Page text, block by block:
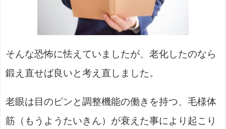
そんな恐怖に怯えていましたが、老化したのなら
鍛え直せば良いと考え直しました。
老眼は目のピンと調整機能の働きを持つ、毛様体
筋（もうようたいきん）が衰えた事により起こり